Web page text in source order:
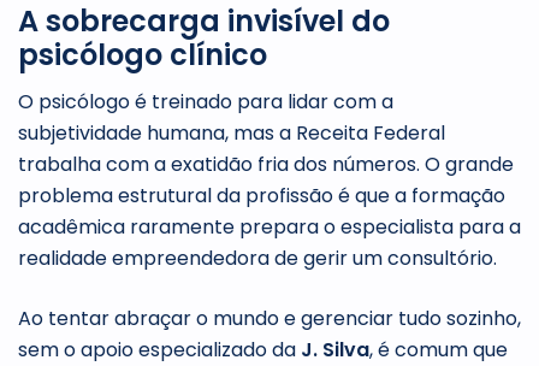
A sobrecarga invisível do
psicólogo clínico
O psicólogo é treinado para lidar com a
subjetividade humana, mas a Receita Federal
trabalha com a exatidão fria dos números. O grande
problema estrutural da profissão é que a formação
acadêmica raramente prepara o especialista para a
realidade empreendedora de gerir um consultório.
Ao tentar abraçar o mundo e gerenciar tudo sozinho,
sem o apoio especializado da J. Silva, é comum que